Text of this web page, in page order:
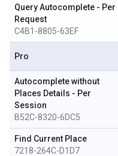
Query Autocomplete - Per
Request
C4B1-8805-63EF
Pro
Autocomplete without
Places Details - Per
Session
B52C-8320-6DC5
Find Current Place
7218-264C-D1D7